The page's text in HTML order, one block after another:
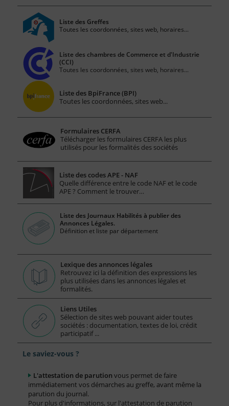
Liste des Greffes
Toutes les coordonnées, sites web, horaires...
Liste des chambres de Commerce et d'Industrie
(CCI)
Toutes les coordonnées, sites web, horaires...
Liste des BpiFrance (BPI)
Toutes les coordonnées, sites web...
Formulaires CERFA
Télécharger les formulaires CERFA les plus
utilisés pour les formalités des sociétés
Liste des codes APE - NAF
Quelle différence entre le code NAF et le code
APE ? Comment le trouver…
Liste des Journaux Habilités à publier des
Annonces Légales.
Définition et liste par département
Lexique des annonces légales
Retrouvez ici la définition des expressions les
plus utilisées dans les annonces légales et
formalités.
Liens Utiles
Sélection de sites web pouvant aider toutes
sociétés : documentation, textes de loi, crédit
participatif ...
Le saviez-vous ?
L'attestation de parution vous permet de faire
immédiatement vos démarches au greffe, avant même la
parution du journal.
Pour plus d'informations, sur l'attestation de parution